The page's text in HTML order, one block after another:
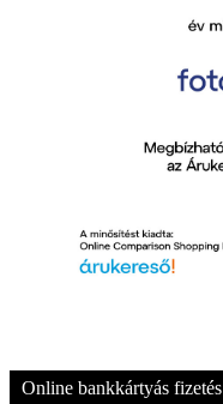
Online bankkártyás fizetés